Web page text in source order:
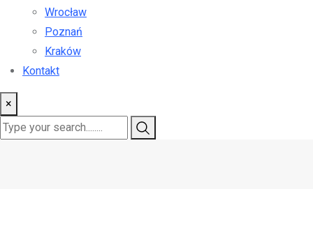
Wrocław
Poznań
Kraków
Kontakt
×